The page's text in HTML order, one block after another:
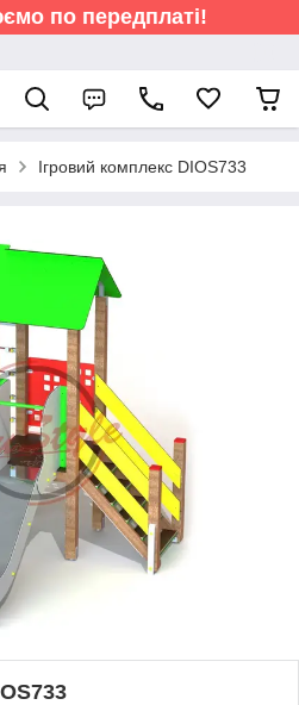
по передплаті!
Ігровий комплекс DIOS733